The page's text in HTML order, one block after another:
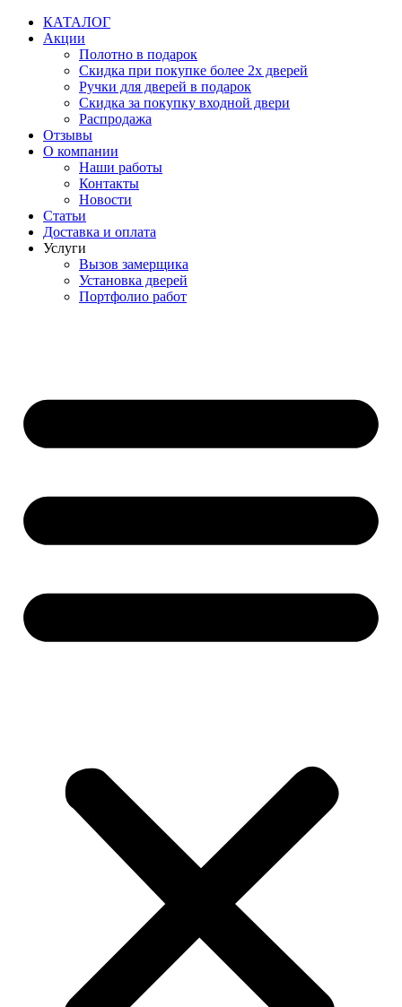
Перейти
содержимому
КАТАЛОГ
Акции
Полотно в подарок
Скидка при покупке более 2х дверей
Ручки для дверей в подарок
Скидка за покупку входной двери
Распродажа
Отзывы
О компании
Наши работы
Контакты
Новости
Статьи
Доставка и оплата
Услуги
Вызов замерщика
Установка дверей
Портфолио работ